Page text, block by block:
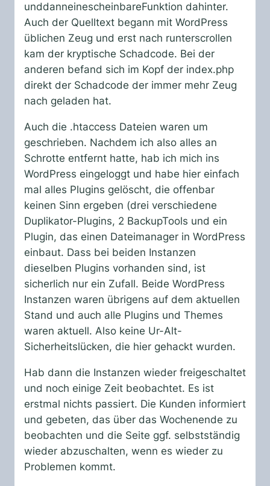
unddanneinescheinbareFunktion dahinter.
Auch der Quelltext begann mit WordPress
üblichen Zeug und erst nach runterscrollen
kam der kryptische Schadcode. Bei der
anderen befand sich im Kopf der index.php
direkt der Schadcode der immer mehr Zeug
nach geladen hat.
Auch die .htaccess Dateien waren um
geschrieben. Nachdem ich also alles an
Schrotte entfernt hatte, hab ich mich ins
WordPress eingeloggt und habe hier einfach
mal alles Plugins gelöscht, die offenbar
keinen Sinn ergeben (drei verschiedene
Duplikator-Plugins, 2 BackupTools und ein
Plugin, das einen Dateimanager in WordPress
einbaut. Dass bei beiden Instanzen
dieselben Plugins vorhanden sind, ist
sicherlich nur ein Zufall. Beide WordPress
Instanzen waren übrigens auf dem aktuellen
Stand und auch alle Plugins und Themes
waren aktuell. Also keine Ur-Alt-
Sicherheitslücken, die hier gehackt wurden.
Hab dann die Instanzen wieder freigeschaltet
und noch einige Zeit beobachtet. Es ist
erstmal nichts passiert. Die Kunden informiert
und gebeten, das über das Wochenende zu
beobachten und die Seite ggf. selbstständig
wieder abzuschalten, wenn es wieder zu
Problemen kommt.